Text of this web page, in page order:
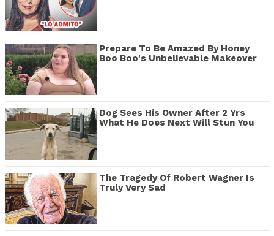
Prepare To Be Amazed By Honey
Boo Boo's Unbelievable Makeover
Dog Sees His Owner After 2 Yrs
What He Does Next Will Stun You
The Tragedy Of Robert Wagner Is
Truly Very Sad